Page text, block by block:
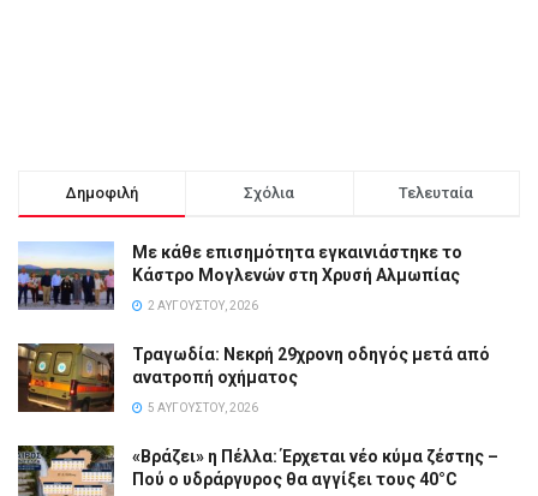
Δημοφιλή Σχόλια Τελευταία
Με κάθε επισημότητα εγκαινιάστηκε το
Κάστρο Μογλενών στη Χρυσή Αλμωπίας
2 ΑΥΓΟΎΣΤΟΥ, 2026
Τραγωδία: Νεκρή 29χρονη οδηγός μετά από
ανατροπή οχήματος
5 ΑΥΓΟΎΣΤΟΥ, 2026
«Βράζει» η Πέλλα: Έρχεται νέο κύμα ζέστης –
Πού ο υδράργυρος θα αγγίξει τους 40°C